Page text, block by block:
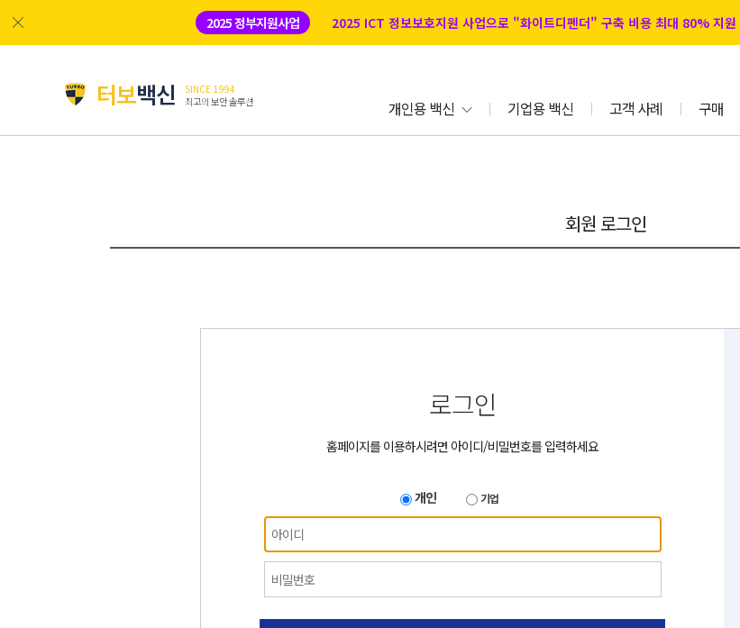
2025 정부지원사업 2025 ICT 정보보호지원 사업으로 "화이트디펜더" 구축 비용 최대 80% 지원
터보백신
SINCE 1994
최고의 보안 솔루션
개인용 백신 | 기업용 백신 | 고객 사례 | 구매
회원 로그인
로그인
홈페이지를 이용하시려면 아이디/비밀번호를 입력하세요
개인 기업